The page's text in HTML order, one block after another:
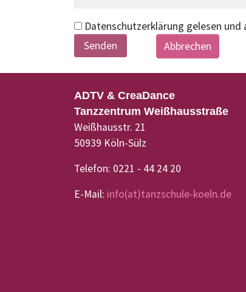
Datenschutzerklärung gelesen
Abbrechen
ADTV & CreaDance
Tanzzentrum Weißhausstraße
Weißhausstr. 21
50939 Köln-Sülz
Telefon: 0221 - 44 24 20
E-Mail: info(at)tanzschule-koeln.de